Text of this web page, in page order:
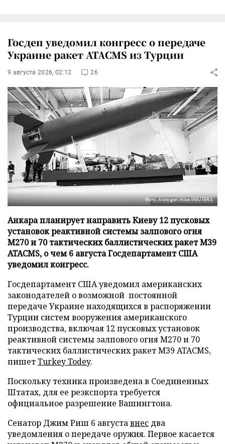
Госдеп уведомил конгресс о передаче
Украине ракет ATACMS из Турции
9 августа 2026, 02:12 26
Фото: Annegret Hilse/REUTERS
Анкара планирует направить Киеву 12 пусковых
установок реактивной системы залпового огня
М270 и 70 тактических баллистических ракет М39
ATACMS, о чем 6 августа Госдепартамент США
уведомил конгресс.
Госдепартамент США уведомил американских
законодателей о возможной постоянной
передаче Украине находящихся в распоряжении
Турции систем вооружения американского
производства, включая 12 пусковых установок
реактивной системы залпового огня М270 и 70
тактических баллистических ракет М39 ATACMS,
пишетTurkey Todey.
Поскольку техника произведена в Соединенных
Штатах, для ее реэкспорта требуется
официальное разрешение Вашингтона.
Сенатор Джим Риш 6 августавнес два
уведомления о передаче оружия. Первое касается